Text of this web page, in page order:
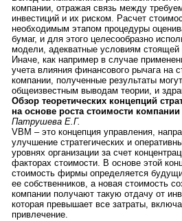
компании, отражая связь между
инвестиций и их риском. Расчет
необходимым этапом процедуры
бумаг, и для этого целесообразно
модели, адекватные условиям стоящей
Иначе, как например в случае
учета влияния финансового рычага на
компании, полученные результаты
общеизвестным выводам теории, и
Обзор теоретических концепций
на основе роста стоимости компании
Патрушева Е.Г.
VBM – это концепция управления,
улучшение стратегических и
уровнях организации за счет
факторах стоимости. В основе этой
стоимость фирмы определяется
ее собственников, а новая стоимость
компании получают такую отдачу от
которая превышает все затраты,
привлечение.